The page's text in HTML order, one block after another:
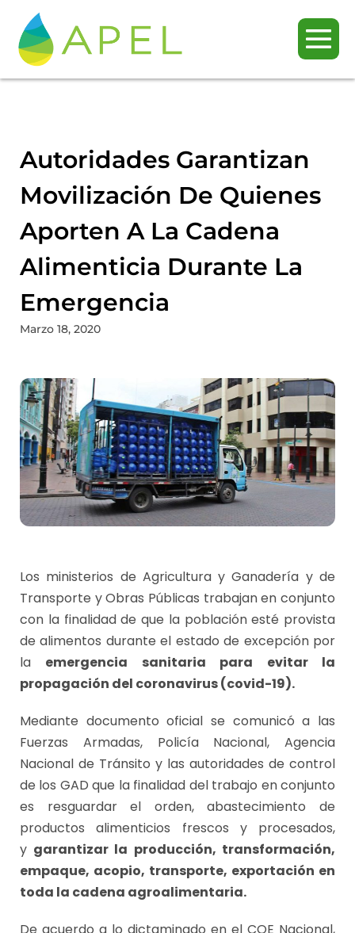
Autoridades Garantizan
Movilización De Quienes
Aporten A La Cadena
Alimenticia Durante La
Emergencia
Marzo 18, 2020
Los ministerios de Agricultura y Ganadería y de
Transporte y Obras Públicas trabajan en conjunto
con la finalidad de que la población esté provista
de alimentos durante el estado de excepción por
la emergencia sanitaria para evitar la
propagación del coronavirus (covid-19).
Mediante documento oficial se comunicó a las
Fuerzas Armadas, Policía Nacional, Agencia
Nacional de Tránsito y las autoridades de control
de los GAD que la finalidad del trabajo en conjunto
es resguardar el orden, abastecimiento de
productos alimenticios frescos y procesados,
y garantizar la producción, transformación,
empaque, acopio, transporte, exportación en
toda la cadena agroalimentaria.